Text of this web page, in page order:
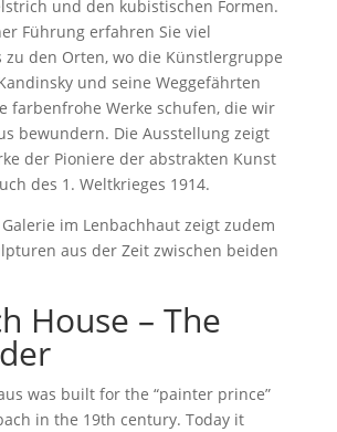
und den kubistischen Formen.
Führung erfahren Sie viel
zu den Orten, wo die Künstlergruppe
und seine Weggefährten
farbenfrohe Werke schufen, die wir
bewundern. Die Ausstellung zeigt
der Pioniere der abstrakten Kunst
des 1. Weltkrieges 1914.
im Lenbachhaut zeigt zudem
aus der Zeit zwischen beiden
House – The
was built for the “painter prince”
in the 19th century. Today it